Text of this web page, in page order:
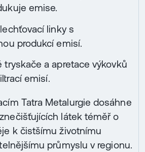
emise.
linky s
produkcí emisí.
tryskače a apretace výkovků
emisí.
Tatra Metalurgie dosáhne
látek téměř o
k čistšímu životnímu
průmyslu v regionu.